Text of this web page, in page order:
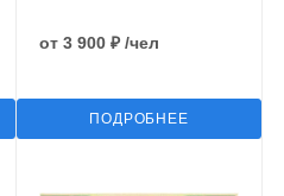
от 3 900 ₽ /чел
ПОДРОБНЕЕ